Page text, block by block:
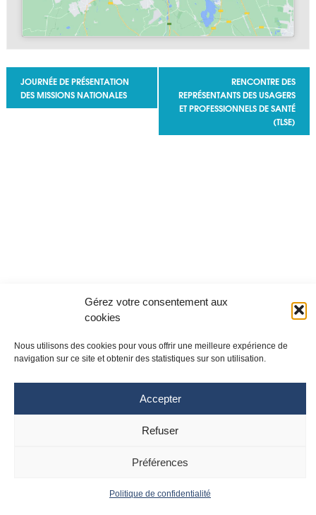
Gérez votre consentement aux
cookies
Nous utilisons des cookies pour vous offrir une meilleure expérience de
navigation sur ce site et obtenir des statistiques sur son utilisation.
Accepter
Refuser
Préférences
Politique de confidentialité
Navigation Évènement
JOURNÉE DE PRÉSENTATION
DES MISSIONS NATIONALES
RENCONTRE DES
REPRÉSENTANTS DES USAGERS
ET PROFESSIONNELS DE SANTÉ
(TLSE)
Site Toulouse Site Montpellier
Tél : 04 67 33 74 69
montpellier.fr